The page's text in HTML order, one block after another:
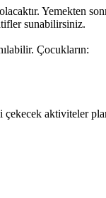
Yemekten
sunabilirsiniz.
Çocukların:
çekecek aktiviteler